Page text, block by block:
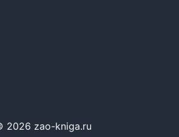
2026 zao-kniga.ru